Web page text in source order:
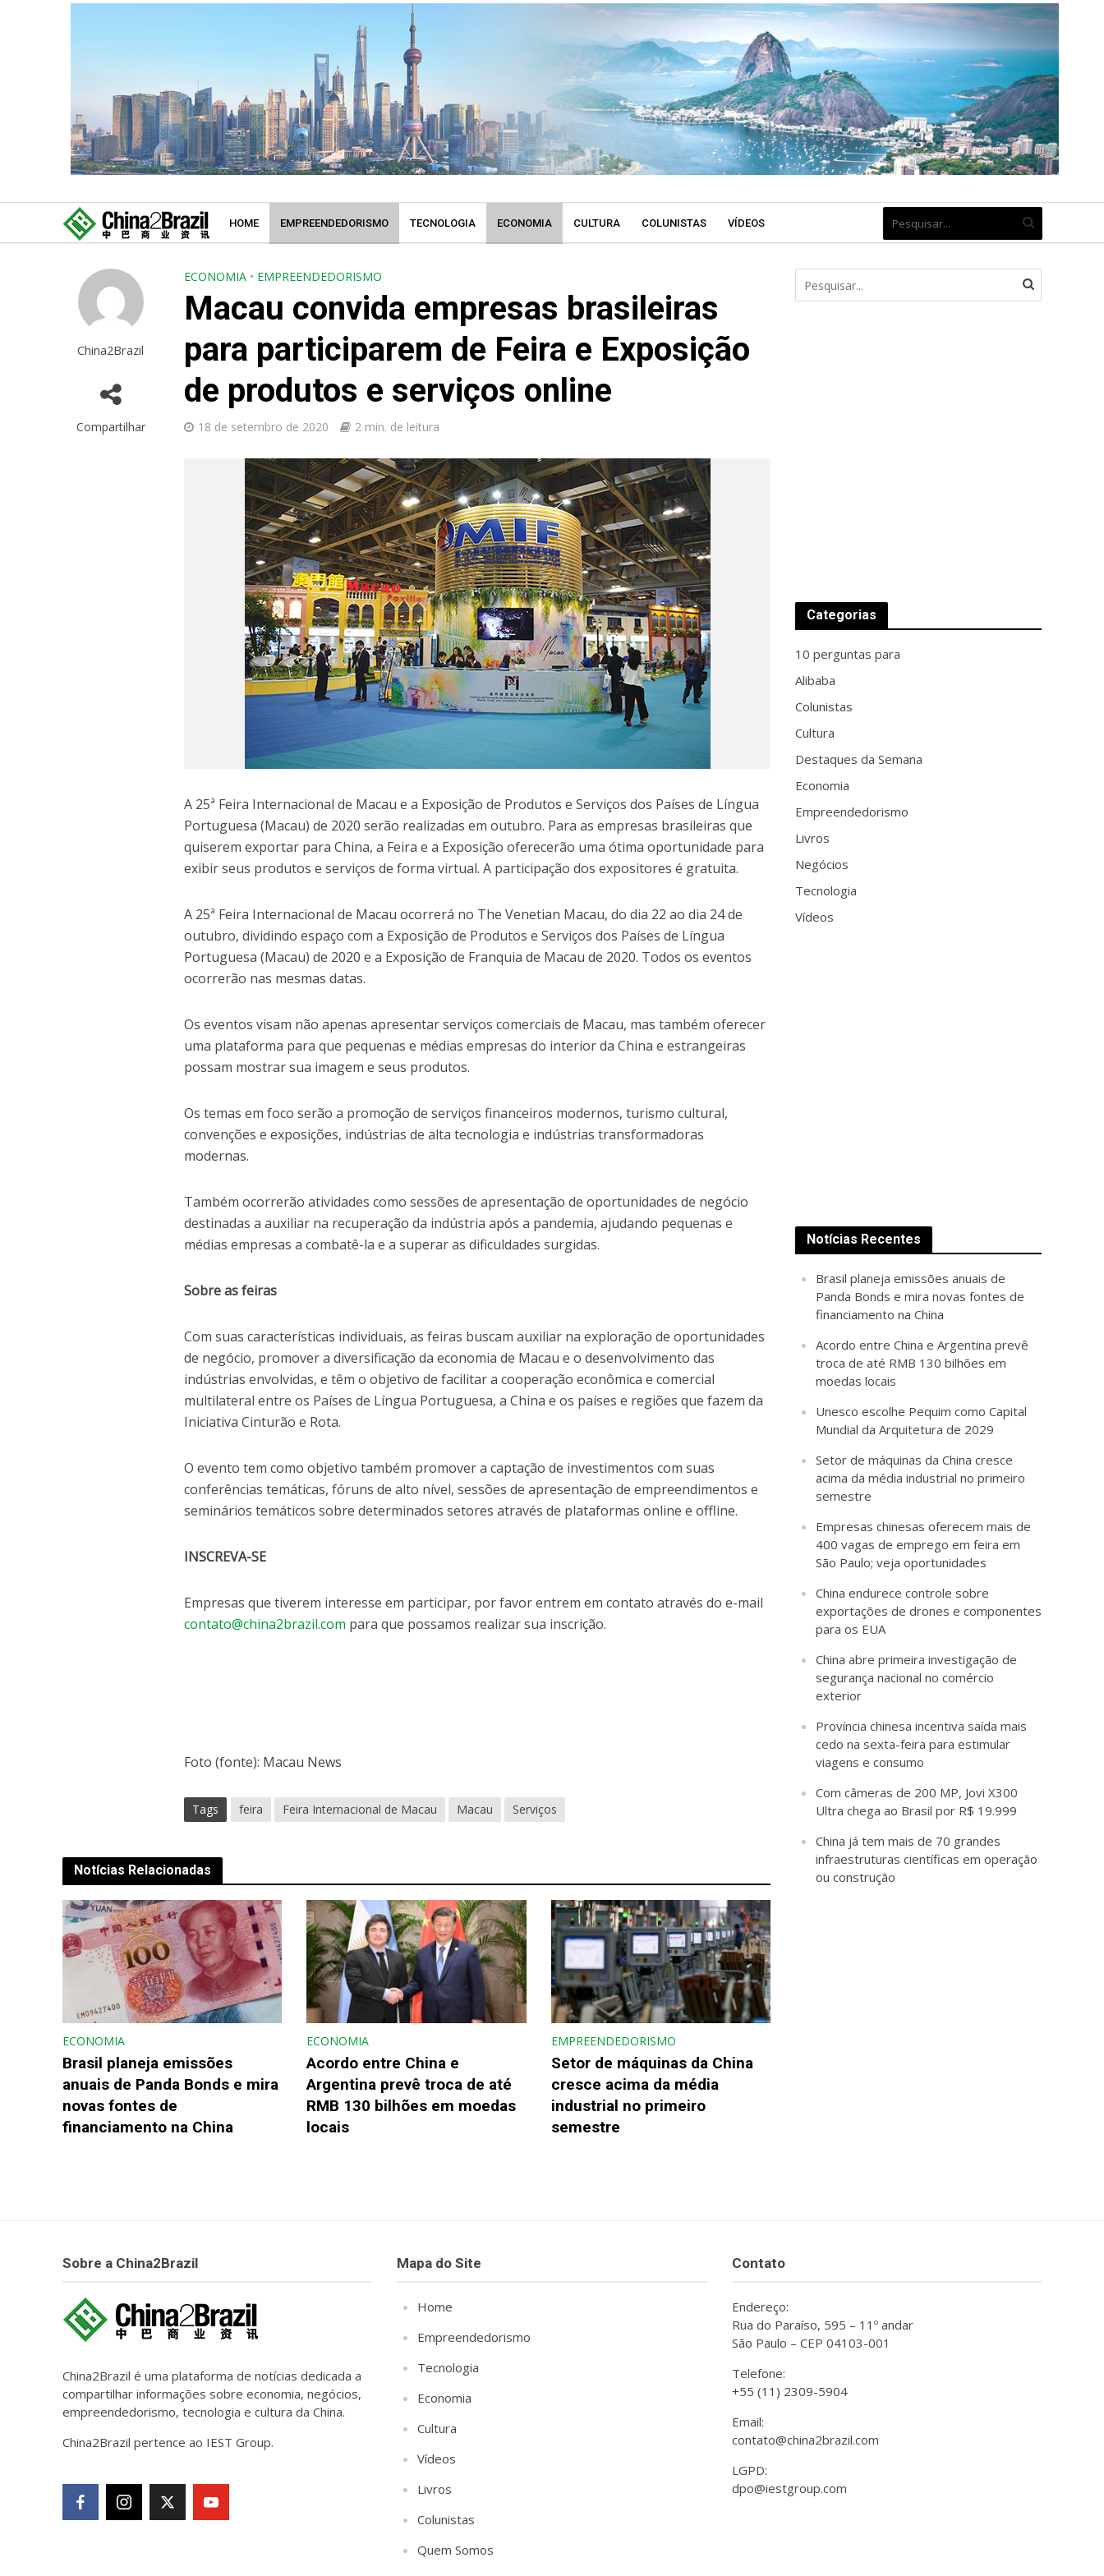
HOME EMPREENDEDORISMO TECNOLOGIA ECONOMIA CULTURA COLUNISTAS VÍDEOS
China2Brazil
Compartilhar
ECONOMIA • EMPREENDEDORISMO
Macau convida empresas brasileiras
para participarem de Feira e Exposição
de produtos e serviços online
18 de setembro de 2020 2 min. de leitura
A 25ª Feira Internacional de Macau e a Exposição de Produtos e Serviços dos Países de Língua
Portuguesa (Macau) de 2020 serão realizadas em outubro. Para as empresas brasileiras que
quiserem exportar para China, a Feira e a Exposição oferecerão uma ótima oportunidade para
exibir seus produtos e serviços de forma virtual. A participação dos expositores é gratuita.
A 25ª Feira Internacional de Macau ocorrerá no The Venetian Macau, do dia 22 ao dia 24 de
outubro, dividindo espaço com a Exposição de Produtos e Serviços dos Países de Língua
Portuguesa (Macau) de 2020 e a Exposição de Franquia de Macau de 2020. Todos os eventos
ocorrerão nas mesmas datas.
Os eventos visam não apenas apresentar serviços comerciais de Macau, mas também oferecer
uma plataforma para que pequenas e médias empresas do interior da China e estrangeiras
possam mostrar sua imagem e seus produtos.
Os temas em foco serão a promoção de serviços financeiros modernos, turismo cultural,
convenções e exposições, indústrias de alta tecnologia e indústrias transformadoras
modernas.
Também ocorrerão atividades como sessões de apresentação de oportunidades de negócio
destinadas a auxiliar na recuperação da indústria após a pandemia, ajudando pequenas e
médias empresas a combatê-la e a superar as dificuldades surgidas.
Sobre as feiras
Com suas características individuais, as feiras buscam auxiliar na exploração de oportunidades
de negócio, promover a diversificação da economia de Macau e o desenvolvimento das
indústrias envolvidas, e têm o objetivo de facilitar a cooperação econômica e comercial
multilateral entre os Países de Língua Portuguesa, a China e os países e regiões que fazem da
Iniciativa Cinturão e Rota.
O evento tem como objetivo também promover a captação de investimentos com suas
conferências temáticas, fóruns de alto nível, sessões de apresentação de empreendimentos e
seminários temáticos sobre determinados setores através de plataformas online e offline.
INSCREVA-SE
Empresas que tiverem interesse em participar, por favor entrem em contato através do e-mail
contato@china2brazil.com para que possamos realizar sua inscrição.
Foto (fonte): Macau News
Tags feira Feira Internacional de Macau Macau Serviços
Notícias Relacionadas
ECONOMIA
Brasil planeja emissões
anuais de Panda Bonds e mira
novas fontes de
financiamento na China
ECONOMIA
Acordo entre China e
Argentina prevê troca de até
RMB 130 bilhões em moedas
locais
EMPREENDEDORISMO
Setor de máquinas da China
cresce acima da média
industrial no primeiro
semestre
Categorias
10 perguntas para
Alibaba
Colunistas
Cultura
Destaques da Semana
Economia
Empreendedorismo
Livros
Negócios
Tecnologia
Vídeos
Notícias Recentes
Brasil planeja emissões anuais de
Panda Bonds e mira novas fontes de
financiamento na China
Acordo entre China e Argentina prevê
troca de até RMB 130 bilhões em
moedas locais
Unesco escolhe Pequim como Capital
Mundial da Arquitetura de 2029
Setor de máquinas da China cresce
acima da média industrial no primeiro
semestre
Empresas chinesas oferecem mais de
400 vagas de emprego em feira em
São Paulo; veja oportunidades
China endurece controle sobre
exportações de drones e componentes
para os EUA
China abre primeira investigação de
segurança nacional no comércio
exterior
Província chinesa incentiva saída mais
cedo na sexta-feira para estimular
viagens e consumo
Com câmeras de 200 MP, Jovi X300
Ultra chega ao Brasil por R$ 19.999
China já tem mais de 70 grandes
infraestruturas científicas em operação
ou construção
Sobre a China2Brazil
China2Brazil é uma plataforma de notícias dedicada a
compartilhar informações sobre economia, negócios,
empreendedorismo, tecnologia e cultura da China.
China2Brazil pertence ao IEST Group.
Mapa do Site
Home
Empreendedorismo
Tecnologia
Economia
Cultura
Vídeos
Livros
Colunistas
Quem Somos
Contato
Endereço:
Rua do Paraíso, 595 – 11º andar
São Paulo – CEP 04103-001
Telefone:
+55 (11) 2309-5904
Email:
contato@china2brazil.com
LGPD:
dpo@iestgroup.com